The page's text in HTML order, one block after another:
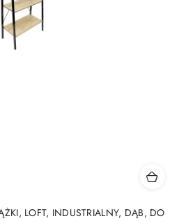
LOFT, INDUSTRIALNY, DĄB, DO